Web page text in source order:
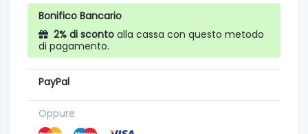
Bonifico Bancario
2% di sconto alla cassa con questo metodo
di pagamento.
PayPal
Oppure